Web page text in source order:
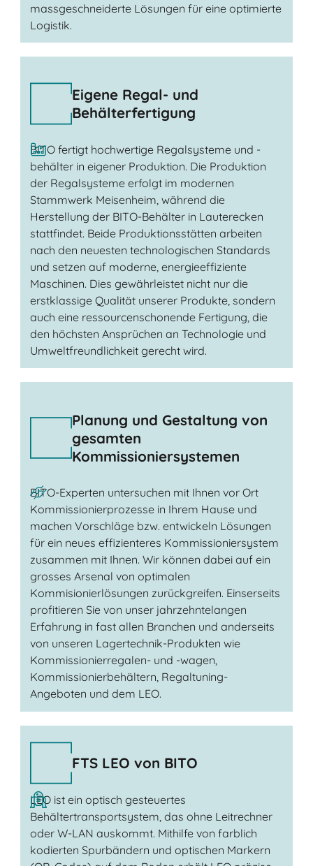
massgeschneiderte Lösungen für eine optimierte
Logistik.
Eigene Regal- und
Behälterfertigung
BITO fertigt hochwertige Regalsysteme und -
behälter in eigener Produktion. Die Produktion
der Regalsysteme erfolgt im modernen
Stammwerk Meisenheim, während die
Herstellung der BITO-Behälter in Lauterecken
stattfindet. Beide Produktionsstätten arbeiten
nach den neuesten technologischen Standards
und setzen auf moderne, energieeffiziente
Maschinen. Dies gewährleistet nicht nur die
erstklassige Qualität unserer Produkte, sondern
auch eine ressourcenschonende Fertigung, die
den höchsten Ansprüchen an Technologie und
Umweltfreundlichkeit gerecht wird.
Planung und Gestaltung von
gesamten
Kommissioniersystemen
BITO-Experten untersuchen mit Ihnen vor Ort
Kommissionierprozesse in Ihrem Hause und
machen Vorschläge bzw. entwickeln Lösungen
für ein neues effizienteres Kommissioniersystem
zusammen mit Ihnen. Wir können dabei auf ein
grosses Arsenal von optimalen
Kommisionierlösungen zurückgreifen. Einserseits
profitieren Sie von unser jahrzehntelangen
Erfahrung in fast allen Branchen und anderseits
von unseren Lagertechnik-Produkten wie
Kommissionierregalen- und -wagen,
Kommissionierbehältern, Regaltuning-
Angeboten und dem LEO.
FTS LEO von BITO
LEO ist ein optisch gesteuertes
Behältertransportsystem, das ohne Leitrechner
oder W-LAN auskommt. Mithilfe von farblich
kodierten Spurbändern und optischen Markern